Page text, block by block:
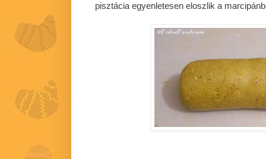
pisztácia egyenletesen eloszlik a